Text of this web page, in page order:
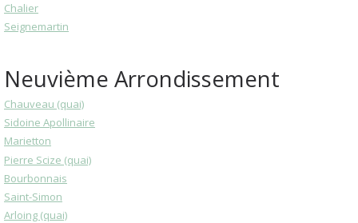
Chalier
Seignemartin
Neuvième Arrondissement
Chauveau (quai)
Sidoine Apollinaire
Marietton
Pierre Scize (quai)
Bourbonnais
Saint-Simon
Arloing (quai)